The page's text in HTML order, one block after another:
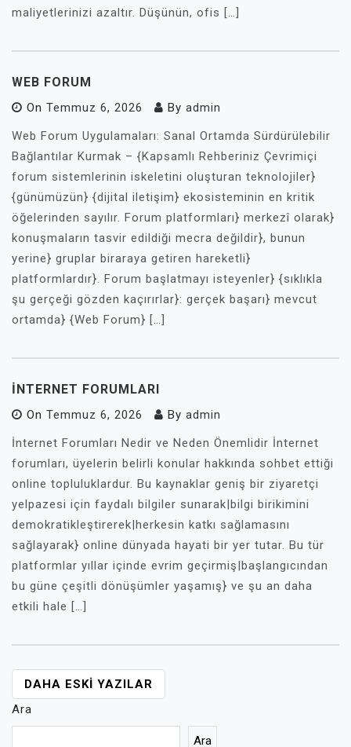
maliyetlerinizi azaltır. Düşünün, ofis […]
WEB FORUM
On Temmuz 6, 2026 By admin
Web Forum Uygulamaları: Sanal Ortamda Sürdürülebilir
Bağlantılar Kurmak – {Kapsamlı Rehberiniz Çevrimiçi
forum sistemlerinin iskeletini oluşturan teknolojiler}
{günümüzün} {dijital iletişim} ekosisteminin en kritik
öğelerinden sayılır. Forum platformları} merkezî olarak}
konuşmaların tasvir edildiği mecra değildir}, bunun
yerine} gruplar biraraya getiren hareketli}
platformlardır}. Forum başlatmayı isteyenler} {sıklıkla
şu gerçeği gözden kaçırırlar}: gerçek başarı} mevcut
ortamda} {Web Forum} […]
INTERNET FORUMLARI
On Temmuz 6, 2026 By admin
İnternet Forumları Nedir ve Neden Önemlidir İnternet
forumları, üyelerin belirli konular hakkında sohbet ettiği
online topluluklardur. Bu kaynaklar geniş bir ziyaretçi
yelpazesi için faydalı bilgiler sunarak|bilgi birikimini
demokratikleştirerek|herkesin katkı sağlamasını
sağlayarak} online dünyada hayati bir yer tutar. Bu tür
platformlar yıllar içinde evrim geçirmiş|başlangıcından
bu güne çeşitli dönüşümler yaşamış} ve şu an daha
etkili hale […]
YAZI
GEZINMESI
DAHA ESKI YAZILAR
Ara
Ara